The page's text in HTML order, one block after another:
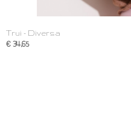
Trui - Diversa
€ 34,65